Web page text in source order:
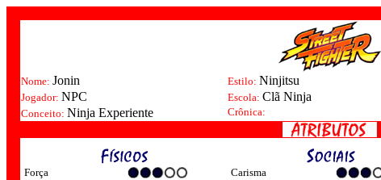
Nome: Jonin Estilo: Ninjitsu
Jogador: NPC Escola: Clã Ninja
Conceito: Ninja Experiente Crônica:
Força Carisma